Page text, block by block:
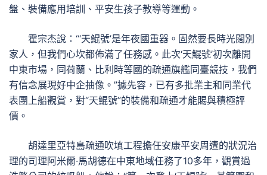
盤、裝備應用培訓、平安生孩子教導等運動。
霍宗杰說：“‘天鯤號’是年夜國重器。固然要長時光闊別
家人，但我們心坎都佈滿了任務感。此次‘天鯤號’初次離開
中東市場，同荷蘭、比利時等國的疏通旗艦同臺競技，我們
有信念展現好中企抽像。”據先容，已有多批業主和同業代
表團上船觀賞，對“天鯤號”的裝備和疏通才能賜與積極評
價。
胡達里亞特島疏通吹填工程擔任安康平安周遭的狀況治
理的司理阿米爾·馬胡德在中東地域任務了10多年，觀賞過